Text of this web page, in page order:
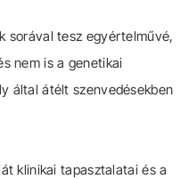
sorával tesz egyértelművé,
nem is a genetikai
által átélt szenvedésekben
klinikai tapasztalatai és a